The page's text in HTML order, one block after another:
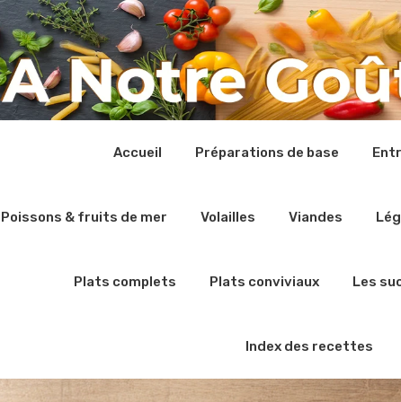
Accueil Préparations de base
Poissons & fruits de mer Volailles Viandes
Plats complets Plats conviviaux Les
Index des recettes